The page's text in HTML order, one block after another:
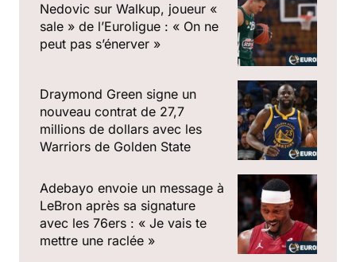
Nedovic sur Walkup, joueur «
sale » de l’Euroligue : « On ne
peut pas s’énerver »
Draymond Green signe un
nouveau contrat de 27,7
millions de dollars avec les
Warriors de Golden State
Adebayo envoie un message à
LeBron après sa signature
avec les 76ers : « Je vais te
mettre une raclée »